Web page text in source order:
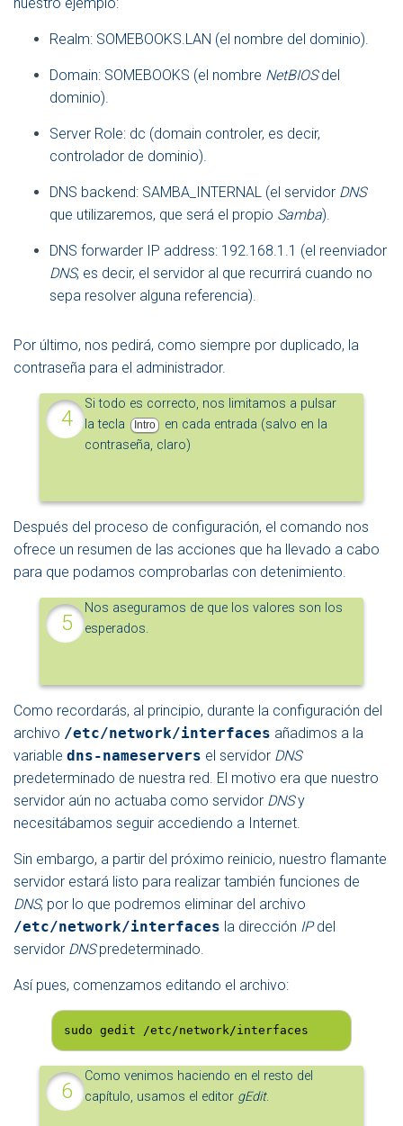
Realm: SOMEBOOKS.LAN (el nombre del dominio).
Domain: SOMEBOOKS (el nombre NetBIOSdel
dominio).
Server Role: dc (domain controler, es decir,
controlador de dominio).
DNS backend: SAMBA_INTERNAL (el servidor DNS
que utilizaremos, que será el propio Samba).
DNS forwarder IP address: 192.168.1.1 (el reenviador
DNS, es decir, el servidor al que recurrirá cuando no
sepa resolver alguna referencia).
Por último, nos pedirá, como siempre por duplicado, la
contraseña para el administrador.
Si todo es correcto, nos limitamos a pulsar
la tecla
Intro
en cada entrada (salvo en la
contraseña, claro)
Después del proceso de configuración, el comando nos
ofrece un resumen de las acciones que ha llevado a cabo
para que podamos comprobarlas con detenimiento.
Nos aseguramos de que los valores son los
esperados.
Como recordarás, al principio, durante la configuración del
archivo /etc/network/interfaces añadimos a la
variable dns-nameservers el servidor DNS
predeterminado de nuestra red. El motivo era que nuestro
servidor aún no actuaba como servidor DNSy
necesitábamos seguir accediendo a Internet.
Sin embargo, a partir del próximo reinicio, nuestro flamante
servidor estará listo para realizar también funciones de
DNS, por lo que podremos eliminar del archivo
/etc/network/interfaces la dirección IPdel
servidor DNSpredeterminado.
Así pues, comenzamos editando el archivo:
sudo gedit /etc/network/interfaces
Como venimos haciendo en el resto del
capítulo, usamos el editor gEdit.